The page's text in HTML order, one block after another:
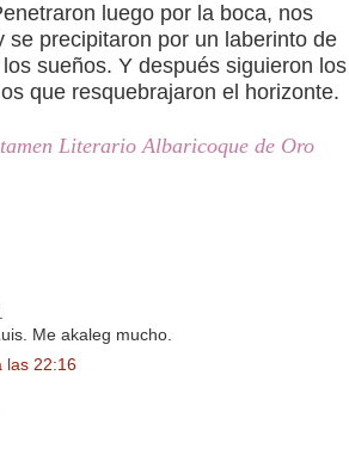
luego por la boca, nos
se precipitaron por un laberinto de
sueños. Y después siguieron los
que resquebrajaron el horizonte.
Literario Albaricoque de Oro
Me akaleg mucho.
las 22:16